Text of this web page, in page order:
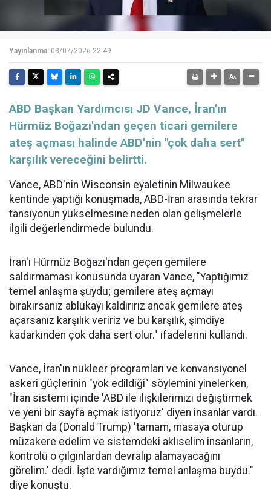
Yayınlanma: 08/07/2026 22:49
ABD Başkan Yardımcısı JD Vance, İran'ın
Hürmüz Boğazı'ndan geçen ticari gemilere
ateş açması halinde ABD'nin "çok daha sert"
karşılık vereceğini belirtti.
Vance, ABD'nin Wisconsin eyaletinin Milwaukee
kentinde yaptığı konuşmada, ABD-İran arasında tekrar
tansiyonun yükselmesine neden olan gelişmelerle
ilgili değerlendirmede bulundu.
İran'ı Hürmüz Boğazı'ndan geçen gemilere
saldırmaması konusunda uyaran Vance, "Yaptığımız
temel anlaşma şuydu; gemilere ateş açmayı
bırakırsanız ablukayı kaldırırız ancak gemilere ateş
açarsanız karşılık veririz ve bu karşılık, şimdiye
kadarkinden çok daha sert olur." ifadelerini kullandı.
Vance, İran'ın nükleer programları ve konvansiyonel
askeri güçlerinin "yok edildiği" söylemini yinelerken,
"İran sistemi içinde 'ABD ile ilişkilerimizi değiştirmek
ve yeni bir sayfa açmak istiyoruz' diyen insanlar vardı.
Başkan da (Donald Trump) 'tamam, masaya oturup
müzakere edelim ve sistemdeki aklıselim insanların,
kontrolü o çılgınlardan devralıp alamayacağını
görelim.' dedi. İşte vardığımız temel anlaşma buydu."
diye konuştu.